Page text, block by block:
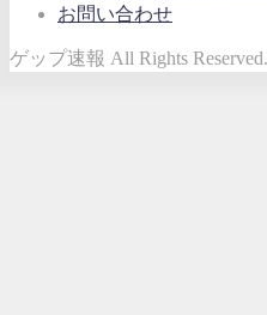
お問い合わせ
ゲップ速報 All Rights Reserved.